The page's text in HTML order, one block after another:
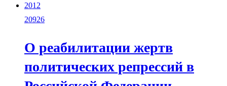
2012
20926
О реабилитации жертв
политических репрессий в